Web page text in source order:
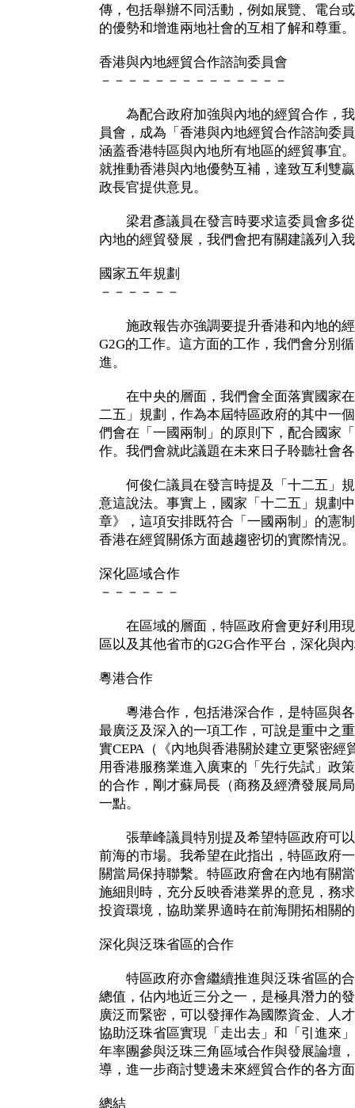
傳，包括舉辦不同活動，例如展覽、電台
的優勢和增進兩地社會的互相了解和尊重。
香港與內地經貿合作諮詢委員會
－－－－－－－－－－－－－－
為配合政府加強與內地的經貿合作，我
員會，成為「香港與內地經貿合作諮詢委
涵蓋香港特區與內地所有地區的經貿事宜
就推動香港與內地優勢互補，達致互利雙
政長官提供意見。
梁君彥議員在發言時要求這委員會多從
內地的經貿發展，我們會把有關建議列入
國家五年規劃
－－－－－－
施政報告亦強調要提升香港和內地的經
G2G的工作。這方面的工作，我們會分別
進。
在中央的層面，我們會全面落實國家在
二五」規劃，作為本屆特區政府的其中一
們會在「一國兩制」的原則下，配合國家
作。我們會就此議題在未來日子聆聽社會
何俊仁議員在發言時提及「十二五」規
意這說法。事實上，國家「十二五」規劃
章》，這項安排既符合「一國兩制」的憲
香港在經貿關係方面越趨密切的實際情況。
深化區域合作
－－－－－－
在區域的層面，特區政府會更好利用現
區以及其他省市的G2G合作平台，深化與
粵港合作
粵港合作，包括港深合作，是特區與各
最廣泛及深入的一項工作，可說是重中之
實CEPA（《內地與香港關於建立更緊密經
用香港服務業進入廣東的「先行先試」政
的合作，剛才蘇局長（商務及經濟發展局
一點。
張華峰議員特別提及希望特區政府可以
前海的市場。我希望在此指出，特區政府
關當局保持聯繫。特區政府會在內地有關
施細則時，充分反映香港業界的意見，務
投資環境，協助業界適時在前海開拓相關
深化與泛珠省區的合作
特區政府亦會繼續推進與泛珠省區的合
總值，佔內地近三分之一，是極具潛力的
廣泛而緊密，可以發揮作為國際資金、人
協助泛珠省區實現「走出去」和「引進來
年率團參與泛珠三角區域合作與發展論壇
導，進一步商討雙邊未來經貿合作的各方
總結